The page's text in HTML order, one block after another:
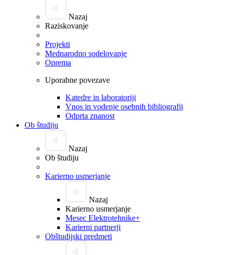
Nazaj
Raziskovanje
Projekti
Mednarodno sodelovanje
Oprema
Uporabne povezave
Katedre in laboratoriji
Vnos in vodenje osebnih bibliografij
Odprta znanost
Ob študiju
Nazaj
Ob študiju
Karierno usmerjanje
Nazaj
Karierno usmerjanje
Mesec Elektrotehnike+
Karierni partnerji
Obštudijski predmeti